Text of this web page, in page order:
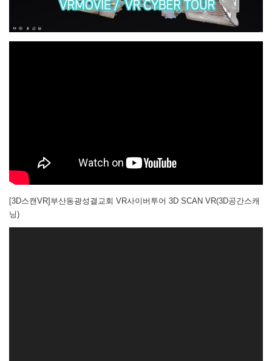
[3D스캔VR]부산동광성결교회 VR사이버투어 3D SCAN VR(3D공간스캐
닝)